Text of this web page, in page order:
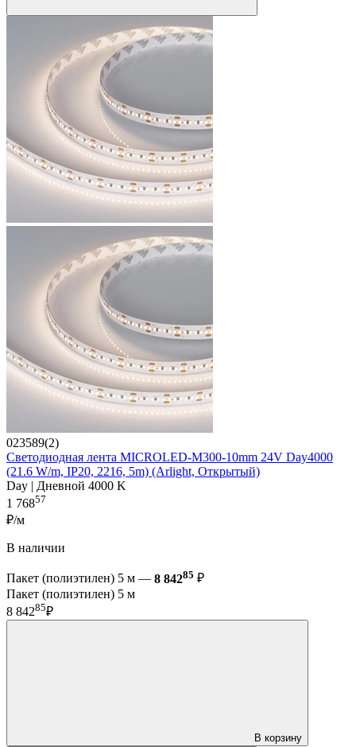
023589(2)
Светодиодная лента MICROLED-M300-10mm 24V Day4000
(21.6 W/m, IP20, 2216, 5m) (Arlight, Открытый)
Day | Дневной 4000 K
1 76857
₽/м
В наличии
Пакет (полиэтилен) 5 м — 8 84285 ₽
Пакет (полиэтилен) 5 м
8 84285₽
В корзину